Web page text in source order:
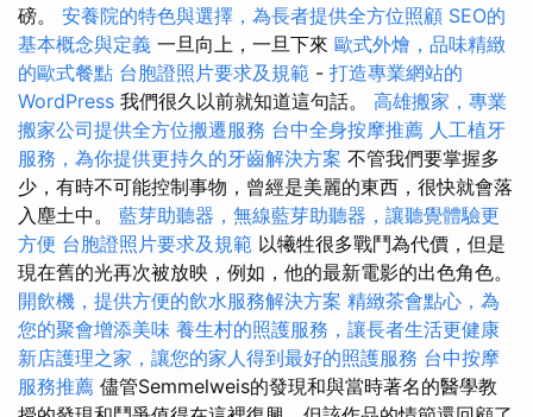
磅。 安養院的特色與選擇，為長者提供全方位照顧 SEO的
基本概念與定義 一旦向上，一旦下來 歐式外燴，品味精緻
的歐式餐點 台胞證照片要求及規範 - 打造專業網站的
WordPress 我們很久以前就知道這句話。 高雄搬家，專業
搬家公司提供全方位搬遷服務 台中全身按摩推薦 人工植牙
服務，為你提供更持久的牙齒解決方案 不管我們要掌握多
少，有時不可能控制事物，曾經是美麗的東西，很快就會落
入塵土中。 藍芽助聽器，無線藍芽助聽器，讓聽覺體驗更
方便 台胞證照片要求及規範 以犧牲很多戰鬥為代價，但是
現在舊的光再次被放映，例如，他的最新電影的出色角色。
開飲機，提供方便的飲水服務解決方案 精緻茶會點心，為
您的聚會增添美味 養生村的照護服務，讓長者生活更健康
新店護理之家，讓您的家人得到最好的照護服務 台中按摩
服務推薦 儘管Semmelweis的發現和與當時著名的醫學教